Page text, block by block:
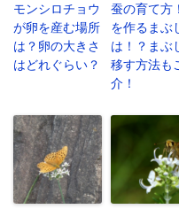
モンシロチョウ
が卵を産む場所
は？卵の大きさ
はどれぐらい？
蚕の育て方
を作るまぶ
は！？まぶ
移す方法も
介！